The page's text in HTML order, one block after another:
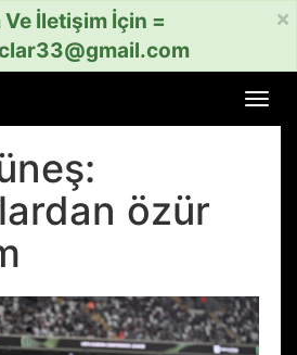
×
Ve İletişim İçin =
aç
özür